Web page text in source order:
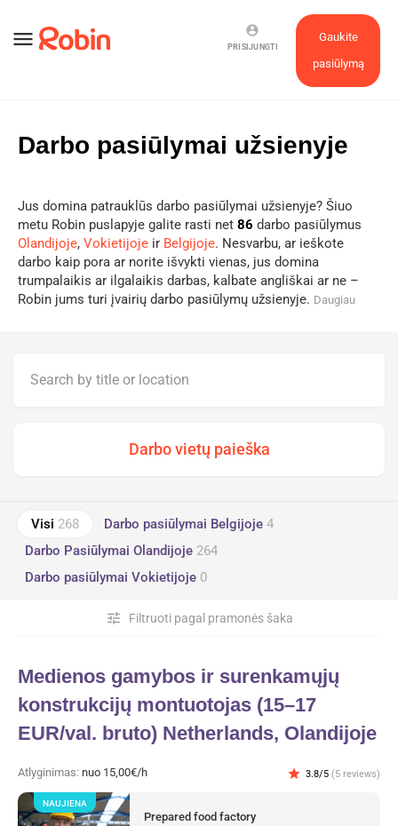
menu
Gaukite
pasiūlymą
account_circle
PRISIJUNGTI
Darbo pasiūlymai užsienyje
Jus domina patrauklūs darbo pasiūlymai užsienyje? Šiuo
metu Robin puslapyje galite rasti net 86 darbo pasiūlymus
Olandijoje, Vokietijoje ir Belgijoje. Nesvarbu, ar ieškote
darbo kaip pora ar norite išvykti vienas, jus domina
trumpalaikis ar ilgalaikis darbas, kalbate angliškai ar ne –
Robin jums turi įvairių darbo pasiūlymų užsienyje. Daugiau
Visi 268 Darbo pasiūlymai Belgijoje 4
Darbo Pasiūlymai Olandijoje 264
Darbo pasiūlymai Vokietijoje 0
Filtruoti pagal pramonės šaka
tune
Medienos gamybos ir surenkamųjų
konstrukcijų montuotojas (15–17
EUR/val. bruto) Netherlands, Olandijoje
Atlyginimas: nuo 15,00€/h star 3.8/5 (5 reviews)
Prepared food factory
NAUJIENA